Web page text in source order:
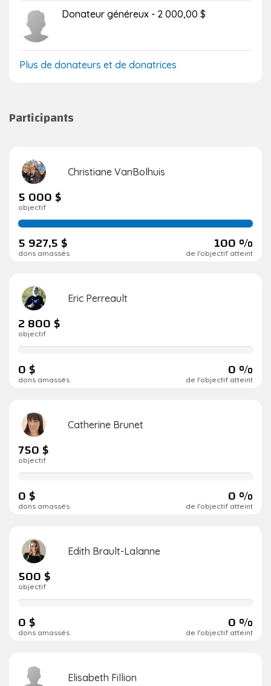
Donateur généreux - 2 000,00 $
Plus de donateurs et de donatrices
Participants
Christiane VanBolhuis
5 000 $
objectif
5 927,5 $
dons amassés 100 %
de l'objectif atteint
Eric Perreault
2 800 $
objectif
réalisation
0 $
dons amassés 0 %
de l'objectif atteint
Catherine Brunet
750 $
objectif
réalisation
0 $
dons amassés 0 %
de l'objectif atteint
Edith Brault-Lalanne
500 $
objectif
réalisation
0 $
dons amassés 0 %
de l'objectif atteint
Elisabeth Fillion